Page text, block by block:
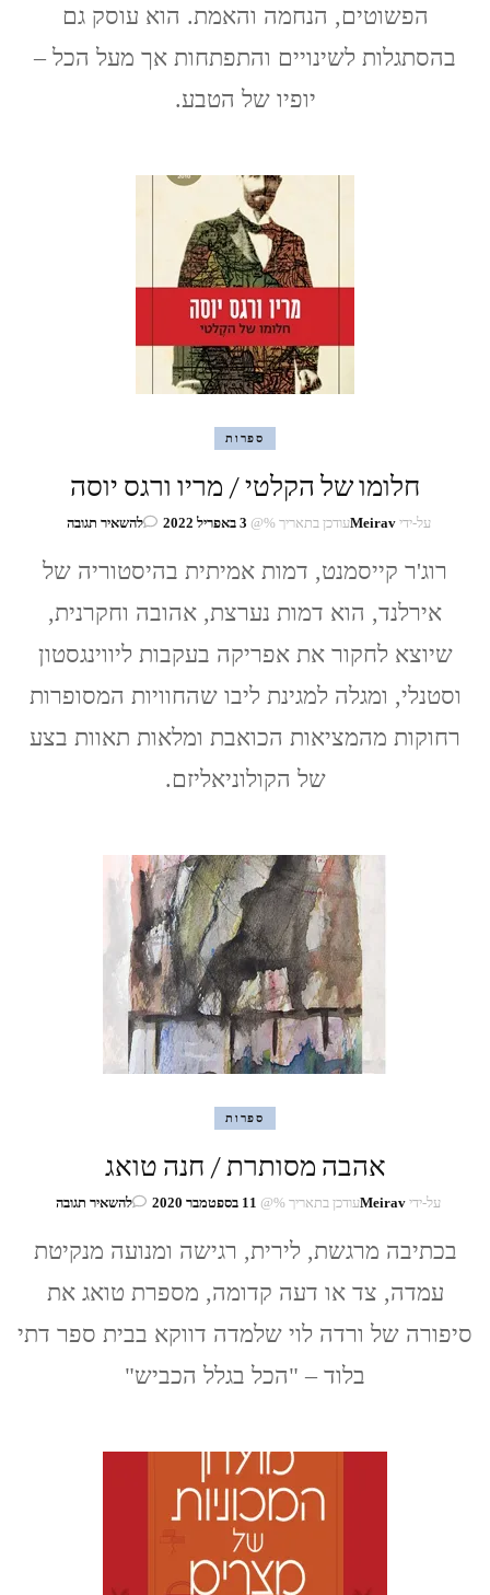
הפשוטים, הנחמה והאמת. הוא עוסק גם
בהסתגלות לשינויים והתפתחות אך מעל הכל –
יופיו של הטבע.
ספרות
חלומו של הקלטי / מריו ורגס יוסה
על-ידיMeiravעודכן בתאריך %@ 3 באפריל 2022 להשאיר תגובהבנושא
של
/
מריו
ורגס
רוג'ר קייסמנט, דמות אמיתית בהיסטוריה של
אירלנד, הוא דמות נערצת, אהובה וחקרנית,
שיוצא לחקור את אפריקה בעקבות ליווינגסטון
וסטנלי, ומגלה למגינת ליבו שהחוויות המסופרות
רחוקות מהמציאות הכואבת ומלאות תאוות בצע
של הקולוניאליזם.
ספרות
אהבה מסותרת / חנה טואג
על-ידי Meiravעודכן בתאריך %@ 11 בספטמבר 2020 להשאיר תגובהבנושא
מסותרת
חנה
בכתיבה מרגשת, לירית, רגישה ומנועה מנקיטת
עמדה, צד או דעה קדומה, מספרת טואג את
סיפורה של ורדה לוי שלמדה דווקא בבית ספר דתי
בלוד – "הכל בגלל הכביש"